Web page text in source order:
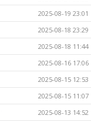
2025-08-19 23:01
2025-08-18 23:29
2025-08-18 11:44
2025-08-16 17:06
2025-08-15 12:53
2025-08-15 11:07
2025-08-13 14:52